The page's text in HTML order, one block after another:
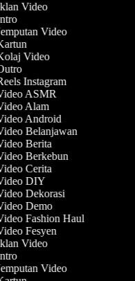
Video
Video
Video
Instagram
ASMR
Alam
Android
Belanjawan
Berita
Berkebun
Cerita
DIY
Dekorasi
Demo
Fashion Haul
Fesyen
Video
Video